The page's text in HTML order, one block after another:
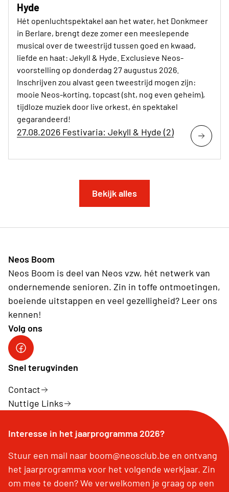
Hyde
Hét openluchtspektakel aan het water, het Donkmeer
in Berlare, brengt deze zomer een meeslepende
musical over de tweestrijd tussen goed en kwaad,
liefde en haat: Jekyll & Hyde. Exclusieve Neos-
voorstelling op donderdag 27 augustus 2026.
Inschrijven zou alvast geen tweestrijd mogen zijn:
mooie Neos-korting, topcast (sht, nog even geheim),
tijdloze muziek door live orkest, én spektakel
gegarandeerd!
27.08.2026 Festivaria: Jekyll & Hyde (2)
Bekijk alles
Neos Boom
Neos Boom is deel van Neos vzw, hét netwerk van
ondernemende senioren. Zin in toffe ontmoetingen,
boeiende uitstappen en veel gezelligheid? Leer ons
kennen!
Volg ons
Facebook
Snel terugvinden
Contact
Nuttige Links
Interesse in het jaarprogramma 2026?
Stuur een mail naar boom@neosclub.be en ontvang
het jaarprogramma voor het volgende werkjaar. Zin
om mee te doen? We verwelkomen je graag op een